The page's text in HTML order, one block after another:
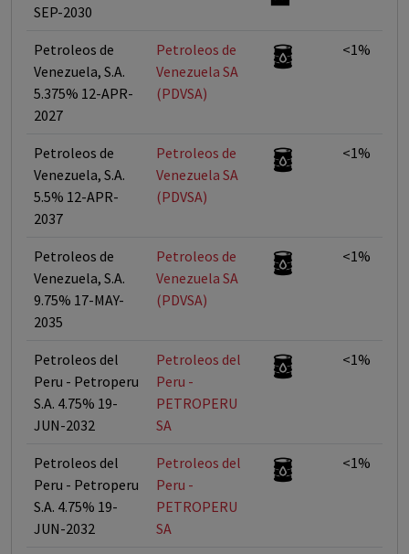
SEP-2030
Petroleos de
Venezuela, S.A.
5.375% 12-APR-
2027
Petroleos de
Venezuela SA
(PDVSA)
<1%
Petroleos de
Venezuela, S.A.
5.5% 12-APR-
2037
Petroleos de
Venezuela SA
(PDVSA)
<1%
Petroleos de
Venezuela, S.A.
9.75% 17-MAY-
2035
Petroleos de
Venezuela SA
(PDVSA)
<1%
Petroleos del
Peru - Petroperu
S.A. 4.75% 19-
JUN-2032
Petroleos del
Peru -
PETROPERU
SA
<1%
Petroleos del
Peru - Petroperu
S.A. 4.75% 19-
JUN-2032
Petroleos del
Peru -
PETROPERU
SA
<1%